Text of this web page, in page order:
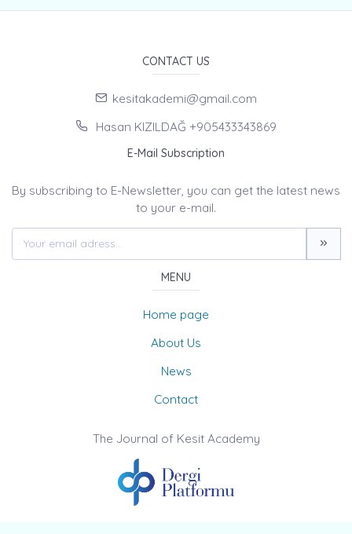
CONTACT US
kesitakademi@gmail.com
Hasan KIZILDAĞ +905433343869
E-Mail Subscription
By subscribing to E-Newsletter, you can get the latest news
to your e-mail.
MENU
Home page
About Us
News
Contact
The Journal of Kesit Academy